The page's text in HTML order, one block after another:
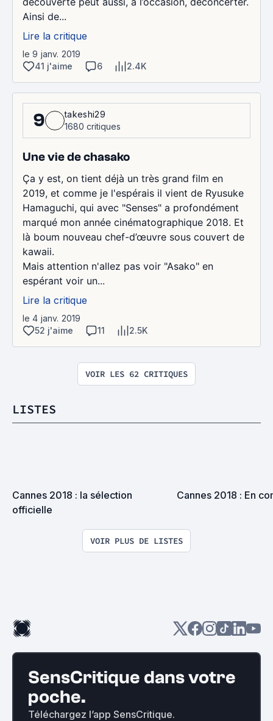
Ainsi de...
Lire la critique
le 9 janv. 2019
41 j'aime
6 2.4K
9
takeshi29
1680 critiques
Une vie de chasako
Ça y est, on tient déjà un très grand film en
2019, et comme je l'espérais il vient de Ryusuke
Hamaguchi, qui avec "Senses" a profondément
marqué mon année cinématographique 2018. Et
là boum nouveau chef-d’œuvre sous couvert de
kawaii.
Mais attention n'allez pas voir "Asako" en
espérant voir un...
Lire la critique
le 4 janv. 2019
52 j'aime
11 2.5K
VOIR LES 62 CRITIQUES
LISTES
Cannes 2018 : la sélection
officielle
Cannes 2018 : En
VOIR PLUS DE LISTES
SensCritique dans votre
poche.
Téléchargez l’app SensCritique.